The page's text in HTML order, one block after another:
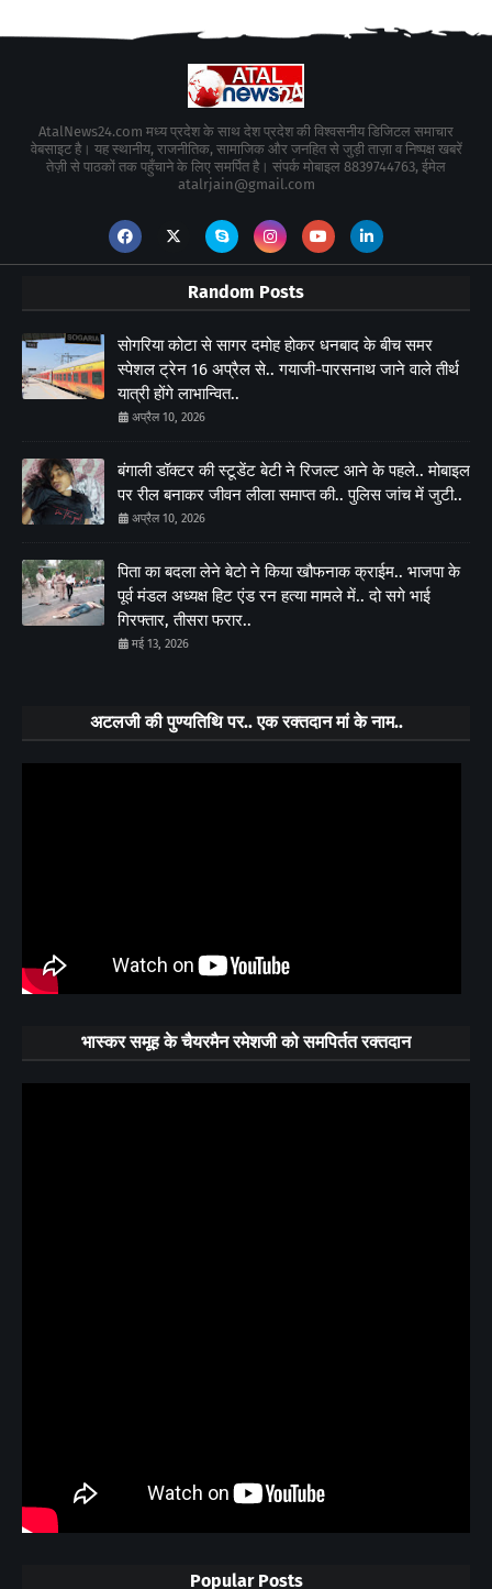
AtalNews24.com मध्य प्रदेश के साथ देश प्रदेश की विश्वसनीय डिजिटल समाचार
वेबसाइट है। यह स्थानीय, राजनीतिक, सामाजिक और जनहित से जुड़ी ताज़ा व निष्पक्ष खबरें
तेज़ी से पाठकों तक पहुँचाने के लिए समर्पित है। संपर्क मोबाइल 8839744763, ईमेल
atalrjain@gmail.com
Random Posts
सोगरिया कोटा से सागर दमोह होकर धनबाद के बीच समर
स्पेशल ट्रेन 16 अप्रैल से.. गयाजी-पारसनाथ जाने वाले तीर्थ
यात्री होंगे लाभान्वित..
अप्रैल 10, 2026
बंगाली डॉक्टर की स्टूडेंट बेटी ने रिजल्ट आने के पहले.. मोबाइल
पर रील बनाकर जीवन लीला समाप्त की.. पुलिस जांच में जुटी..
अप्रैल 10, 2026
पिता का बदला लेने बेटो ने किया खौफनाक क्राईम.. भाजपा के
पूर्व मंडल अध्यक्ष हिट एंड रन हत्या मामले में.. दो सगे भाई
गिरफ्तार, तीसरा फरार..
मई 13, 2026
अटलजी की पुण्यतिथि पर.. एक रक्तदान मां के नाम..
भास्कर समूह के चैयरमैन रमेशजी को समपिर्तत रक्तदान
Popular Posts